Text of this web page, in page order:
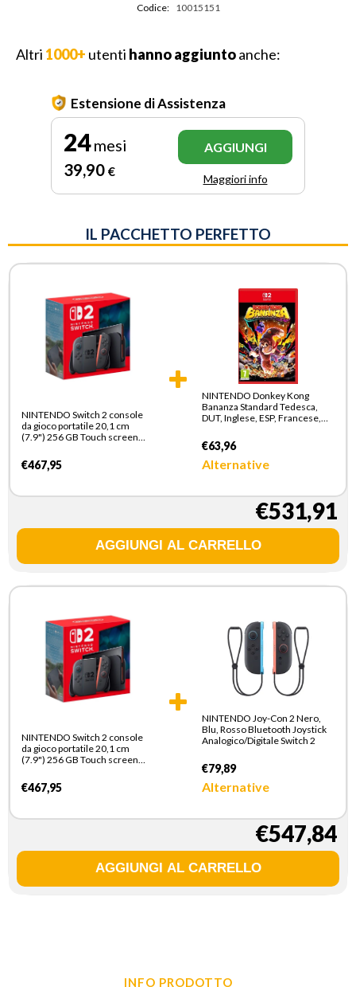
Codice: 10015151
Altri 1000+ utenti hanno aggiuntoanche:
Estensione di Assistenza
24mesi
39,90 €
AGGIUNGI
Maggiori info
IL PACCHETTO PERFETTO
NINTENDO Switch 2 console
da gioco portatile 20,1 cm
(7.9") 256 GB Touch screen
€467,95
NINTENDO Donkey Kong
Bananza Standard Tedesca,
DUT, Inglese, ESP, Francese,
Russo Switch 2
€63,96
Alternative
€531,91
NINTENDO Switch 2 console
da gioco portatile 20,1 cm
(7.9") 256 GB Touch screen
€467,95
NINTENDO Joy-Con 2 Nero,
Blu, Rosso Bluetooth Joystick
Analogico/Digitale Switch 2
€79,89
Alternative
€547,84
INFO PRODOTTO